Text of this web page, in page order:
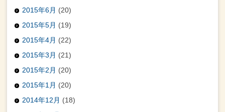
2015年6月 (20)
2015年5月 (19)
2015年4月 (22)
2015年3月 (21)
2015年2月 (20)
2015年1月 (20)
2014年12月 (18)